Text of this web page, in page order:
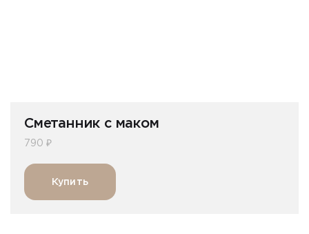
Сметанник c маком
790 ₽
Купить